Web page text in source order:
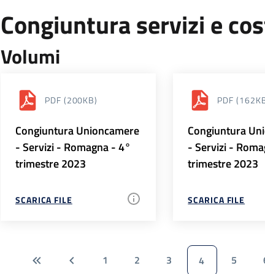
Congiuntura servizi e
Volumi
PDF (200KB)
Congiuntura Unioncamere
- Servizi - Romagna - 4°
trimestre 2023
SCARICA FILE
PDF
Congiuntura
- Servizi -
trimestre 2023
SCARICA FILE
1 2 3 4 5